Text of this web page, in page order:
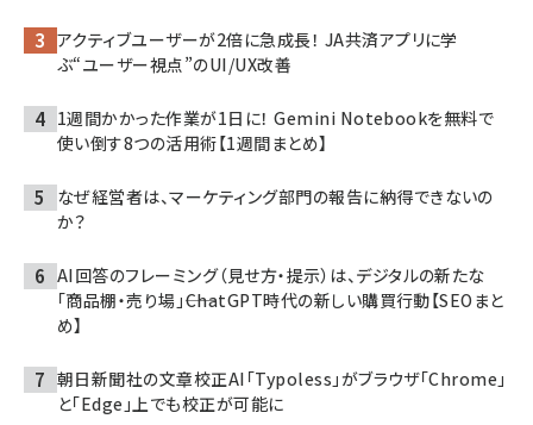
アクティブユーザーが2倍に急成長！ JA共済アプリに学
ぶ“ユーザー視点”のUI/UX改善
1週間かかった作業が1日に！ Gemini Notebookを無料で
使い倒す8つの活用術【1週間まとめ】
なぜ経営者は、マーケティング部門の報告に納得できないの
か？
AI回答のフレーミング（見せ方・提示）は、デジタルの新たな
「商品棚・売り場」――ChatGPT時代の新しい購買行動【SEOまと
め】
朝日新聞社の文章校正AI「Typoless」がブラウザ「Chrome」
と「Edge」上でも校正が可能に